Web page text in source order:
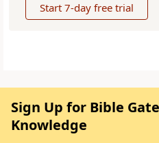
Start 7-day free trial
Sign Up for Bible
Knowledge